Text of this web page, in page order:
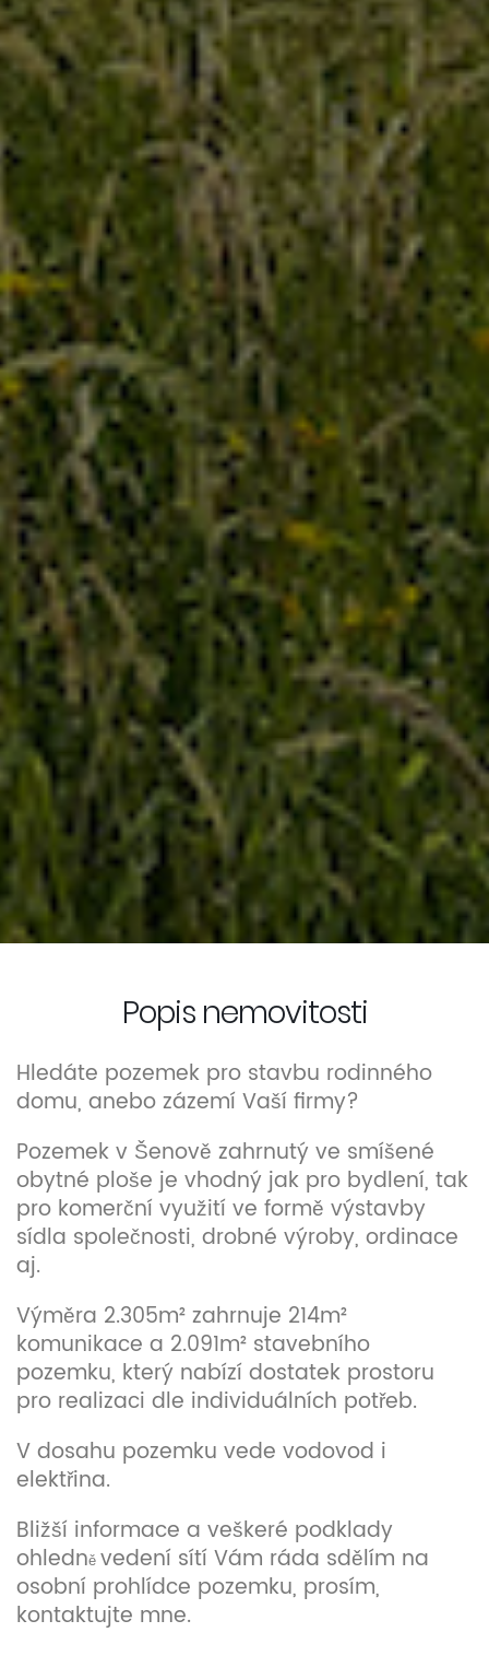
Popis nemovitosti
Hledáte pozemek pro stavbu rodinného
domu, anebo zázemí Vaší firmy?
Pozemek v Šenově zahrnutý ve smíšené
obytné ploše je vhodný jak pro bydlení, tak
pro komerční využití ve formě výstavby
sídla společnosti, drobné výroby, ordinace
aj.
Výměra 2.305m²zahrnuje 214m²
komunikace a 2.091m² stavebního
pozemku, který nabízí dostatek prostoru
pro realizaci dle individuálních potřeb.
V dosahu pozemku vede vodovod i
elektřina.
Bližší informace a veškeré podklady
ohledněvedení sítí Vám ráda sdělím na
osobní prohlídce pozemku, prosím,
kontaktujte mne.